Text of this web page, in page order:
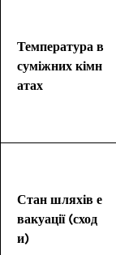
Температура в
суміжних кімн
атах
Стан шляхів е
вакуації (сход
и)